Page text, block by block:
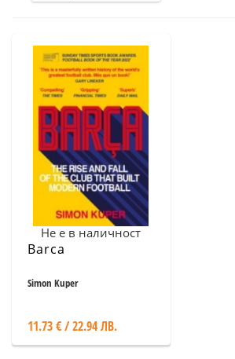
Не е в наличност
Barca
Simon Kuper
11.73 € / 22.94 ЛВ.